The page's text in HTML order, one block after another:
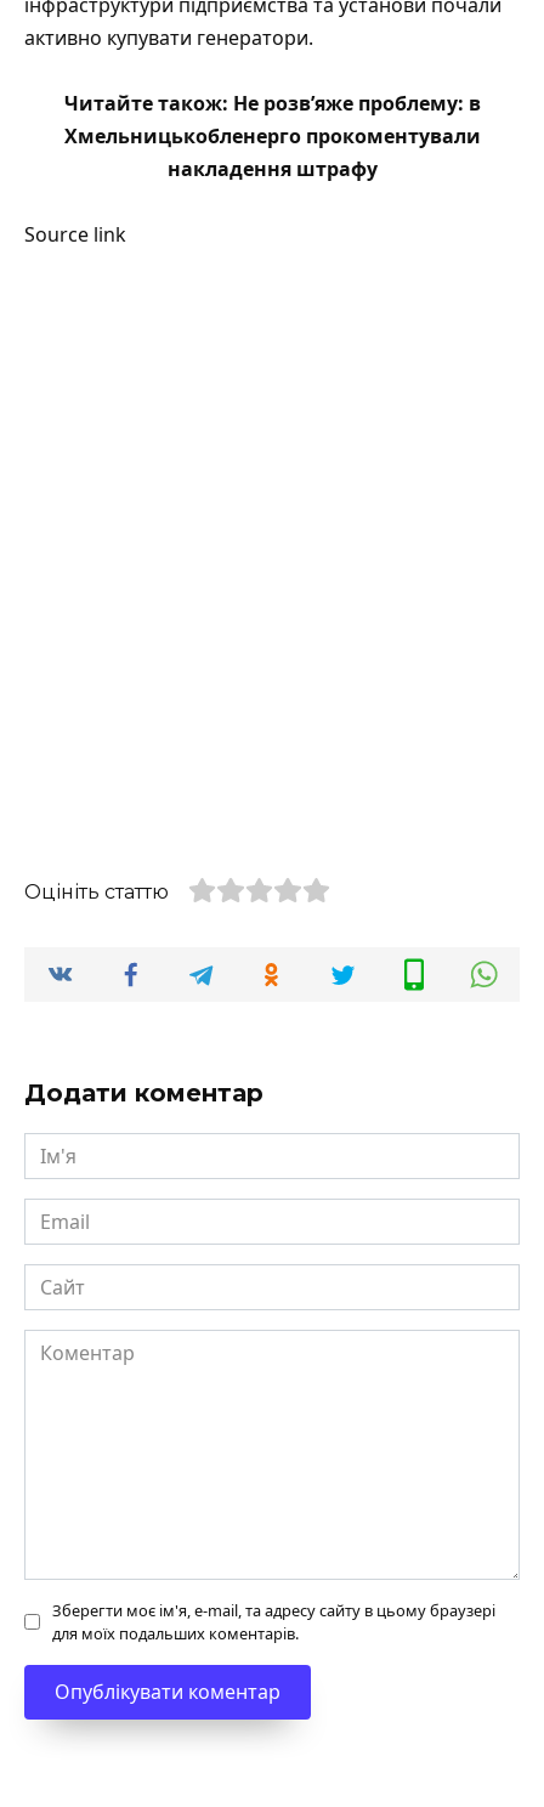
активно купувати генератори.
Читайте також: Не розв’яже проблему: в
Хмельницькобленерго прокоментували
накладення штрафу
Source link
Оцініть статтю
Додати коментар
Ім'я
Email
Сайт
Коментар
Зберегти моє ім'я, e-mail, та адресу сайту в цьому браузері
для моїх подальших коментарів.